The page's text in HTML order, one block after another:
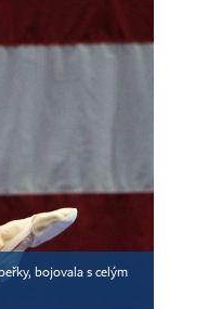
bojovala s celým